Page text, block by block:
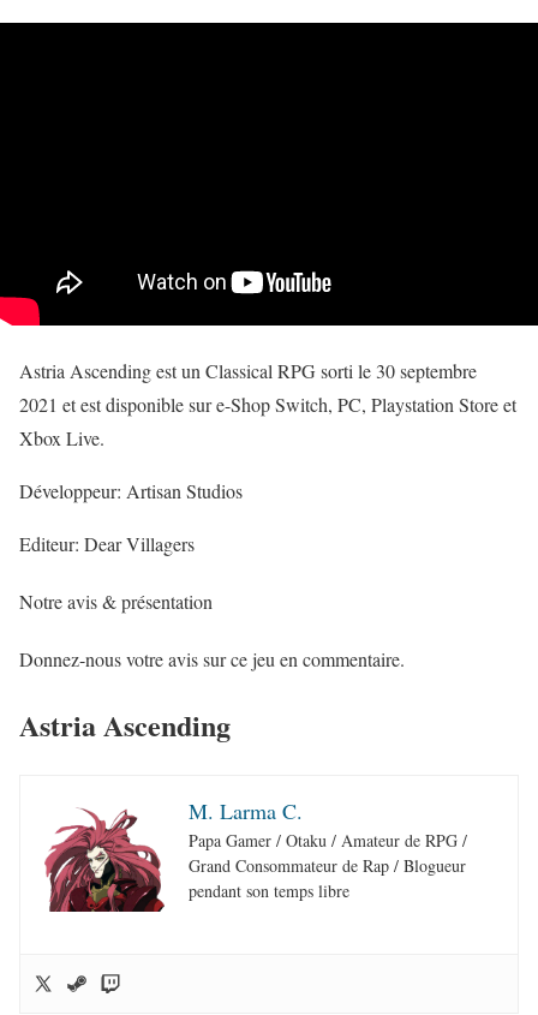
Astria Ascending est un Classical RPG sorti le 30 septembre
2021 et est disponible sur e-Shop Switch, PC, Playstation Store et
Xbox Live.
Développeur: Artisan Studios
Editeur: Dear Villagers
Notre avis & présentation
Donnez-nous votre avis sur ce jeu en commentaire.
Astria Ascending
M. Larma C.
Papa Gamer / Otaku / Amateur de RPG /
Grand Consommateur de Rap / Blogueur
pendant son temps libre